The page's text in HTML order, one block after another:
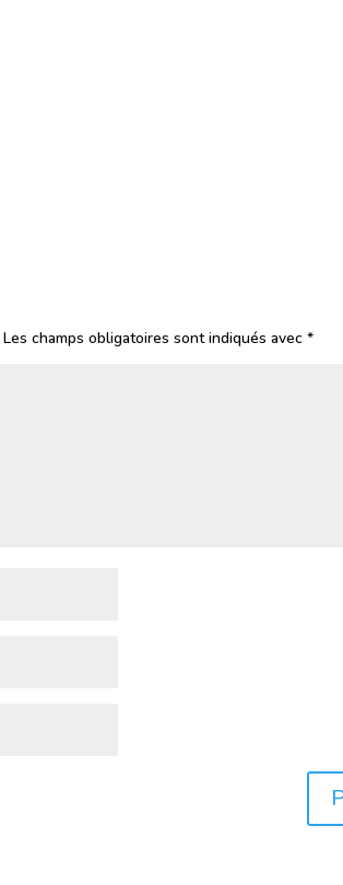
Les champs obligatoires sont indiqués avec*